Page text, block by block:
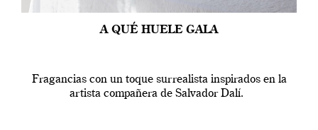
A QUÉ HUELE GALA
Fragancias con un toque surrealista inspirados en la
artista compañera de Salvador Dalí.